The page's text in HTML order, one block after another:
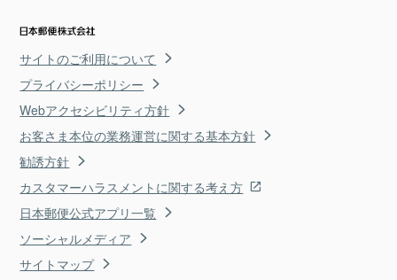
サイトのご利用について
プライバシーポリシー
Webアクセシビリティ方針
お客さま本位の業務運営に関する基本方針
勧誘方針
カスタマーハラスメントに関する考え方
日本郵便公式アプリ一覧
ソーシャルメディア
サイトマップ